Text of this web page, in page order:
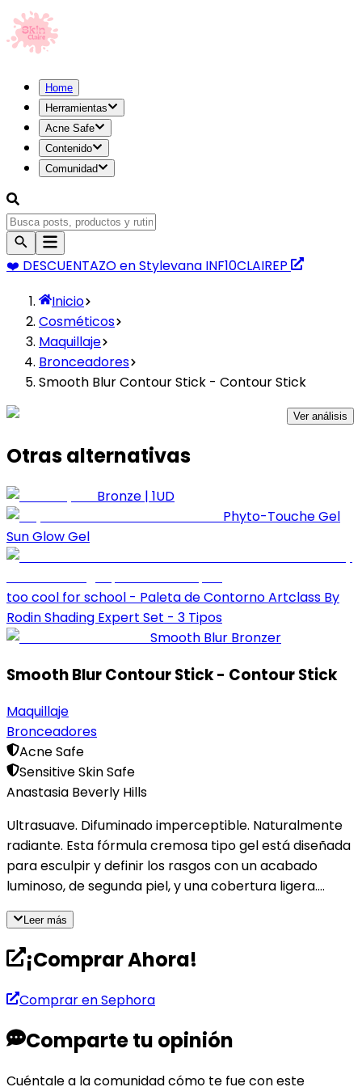
Home
Herramientas
Acne Safe
Contenido
Comunidad
❤️ DESCUENTAZOen Stylevana INF10CLAIREP
Inicio
Cosméticos
Maquillaje
Bronceadores
Smooth Blur Contour Stick - Contour Stick
Ver análisis
Otras alternativas
Bronze | 1UD
Phyto-Touche Gel
Sun Glow Gel
too cool for school - Paleta de Contorno Artclass By
Rodin Shading Expert Set - 3 Tipos
Smooth Blur Bronzer
Smooth Blur Contour Stick - Contour Stick
Maquillaje
Bronceadores
Acne Safe
Sensitive Skin Safe
Anastasia Beverly Hills
Ultrasuave. Difuminado imperceptible. Naturalmente
radiante. Esta fórmula cremosa tipo gel está diseñada
para esculpir y definir los rasgos con un acabado
luminoso, de segunda piel, y una cobertura ligera.
Consigue fácilmente una definición impecable con
cuatro tonos de subtono frío. WHY YOU’LL LOVE IT
Fórmula cremosa y ultraligera con un acabado
luminoso y naturalTextura flexible tipo gel que moldea,
esculpe y define sin esfuerzoFórmula no grasa, no
pegajosa, que se adhiere a la piel con color de larga
duraciónSe difumina fácilmente sin dejar rayas,
parches ni marcar líneas de expressionTonos de
Leer más
¡Comprar Ahora!
Comprar enSephora
Comparte tu opinión
Cuéntale a la comunidad cómo te fue con este